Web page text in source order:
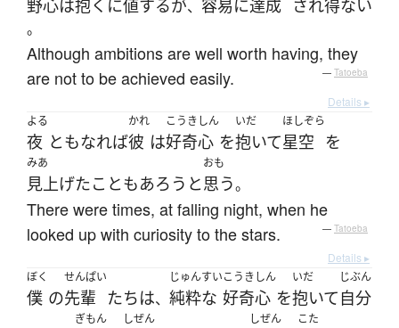
野心は抱く に値するが、 容易に達成 され得ない
。
Although ambitions are well worth having, they
are not to be achieved easily.
— Tatoeba
Details ▸
よる
夜 ともなれば
かれ
彼 は
こうきしん
好奇心 を
いだ
抱いて
ほしぞら
星空 を
みあ
見上げたこともあろう と
おも
思う。
There were times, at falling night, when he
looked up with curiosity to the stars.
— Tatoeba
Details ▸
ぼく
僕 の
せんぱい
先輩 たちは、
じゅんすい
純粋な
こうきしん
好奇心 を
いだ
抱いて
じぶん
自分
ぎもん しぜん しぜん こた